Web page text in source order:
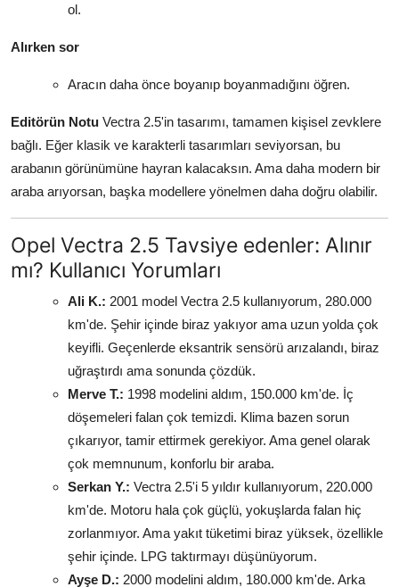
ol.
Alırken sor
Aracın daha önce boyanıp boyanmadığını öğren.
Editörün Notu Vectra 2.5'in tasarımı, tamamen kişisel zevklere
bağlı. Eğer klasik ve karakterli tasarımları seviyorsan, bu
arabanın görünümüne hayran kalacaksın. Ama daha modern bir
araba arıyorsan, başka modellere yönelmen daha doğru olabilir.
Opel Vectra 2.5 Tavsiye edenler: Alınır
mı? Kullanıcı Yorumları
Ali K.: 2001 model Vectra 2.5 kullanıyorum, 280.000
km'de. Şehir içinde biraz yakıyor ama uzun yolda çok
keyifli. Geçenlerde eksantrik sensörü arızalandı, biraz
uğraştırdı ama sonunda çözdük.
Merve T.: 1998 modelini aldım, 150.000 km'de. İç
döşemeleri falan çok temizdi. Klima bazen sorun
çıkarıyor, tamir ettirmek gerekiyor. Ama genel olarak
çok memnunum, konforlu bir araba.
Serkan Y.: Vectra 2.5'i 5 yıldır kullanıyorum, 220.000
km'de. Motoru hala çok güçlü, yokuşlarda falan hiç
zorlanmıyor. Ama yakıt tüketimi biraz yüksek, özellikle
şehir içinde. LPG taktırmayı düşünüyorum.
Ayşe D.: 2000 modelini aldım, 180.000 km'de. Arka